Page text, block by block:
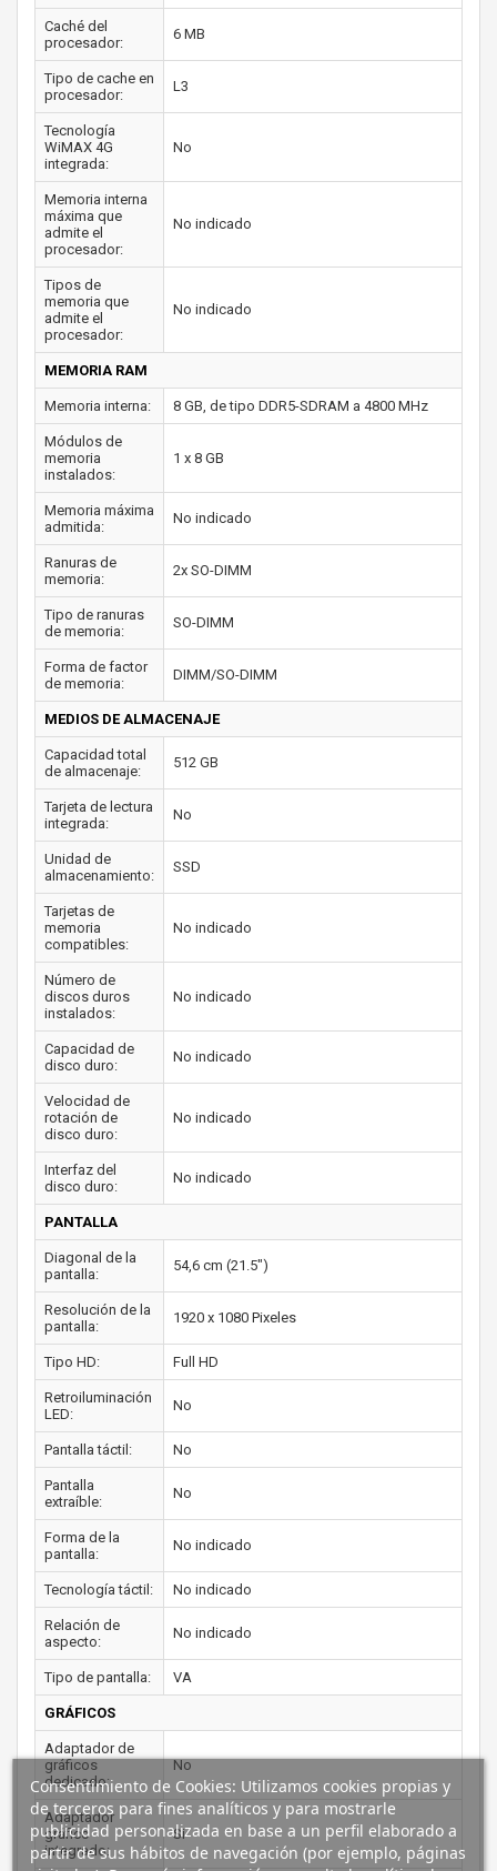
Caché del
procesador:
6 MB
Tipo de cache en
procesador:
L3
Tecnología
WiMAX 4G
integrada:
No
Memoria interna
máxima que
admite el
procesador:
No indicado
Tipos de
memoria que
admite el
procesador:
No indicado
MEMORIA RAM
Memoria interna: 8 GB, de tipo DDR5-SDRAM a 4800 MHz
Módulos de
memoria
instalados:
1 x 8 GB
Memoria máxima
admitida:
No indicado
Ranuras de
memoria:
2x SO-DIMM
Tipo de ranuras
de memoria:
SO-DIMM
Forma de factor
de memoria:
DIMM/SO-DIMM
MEDIOS DE ALMACENAJE
Capacidad total
de almacenaje:
512 GB
Tarjeta de lectura
integrada:
No
Unidad de
almacenamiento:
SSD
Tarjetas de
memoria
compatibles:
No indicado
Número de
discos duros
instalados:
No indicado
Capacidad de
disco duro:
No indicado
Velocidad de
rotación de
disco duro:
No indicado
Interfaz del
disco duro:
No indicado
PANTALLA
Diagonal de la
pantalla:
54,6 cm (21.5")
Resolución de la
pantalla:
1920 x 1080 Pixeles
Tipo HD: Full HD
Retroiluminación
LED:
No
Pantalla táctil: No
Pantalla
extraíble:
No
Forma de la
pantalla:
No indicado
Tecnología táctil: No indicado
Relación de
aspecto:
No indicado
Tipo de pantalla: VA
GRÁFICOS
Adaptador de
gráficos
dedicado:
No
Adaptador
gráfico
integrado:
Si
Consentimiento de Cookies: Utilizamos cookies propias y
de terceros para fines analíticos y para mostrarle
publicidad personalizada en base a un perfil elaborado a
partir de sus hábitos de navegación (por ejemplo, páginas